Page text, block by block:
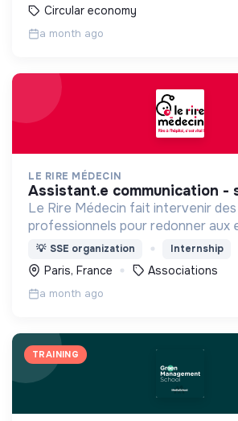
Circular economy
a month ago
LE RIRE MÉDECIN
assistant.e communication -
Le Rire Médecin fait intervenir
professionnels pour redonner aux
hospitalisés le pouvoir de rire pour
l’anxiété, la douleur ; soutenir les
soignants
💡 SSE organization Internship
Paris, France Associations
a month ago
TRAINING